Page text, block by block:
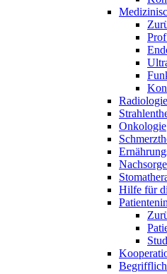
Radiologie
Onkologie
Nachsorge
Hilfe für